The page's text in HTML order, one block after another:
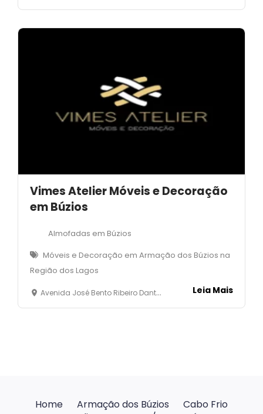
Vimes Atelier Móveis e Decoração
em Búzios
Almofadas em Búzios
Móveis e Decoração em Armação dos Búzios na
Região dos Lagos
Avenida José Bento Ribeiro Dantas, 5333 - loja 1- Mnaguinhos- Armação dos Búzios Leia Mais
Home Armação dos Búzios
Cabo Frio